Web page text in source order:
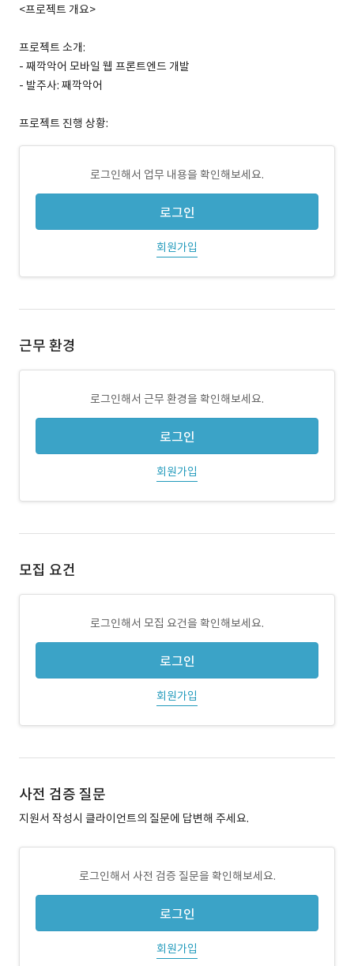
<프로젝트 개요>
프로젝트 소개:
- 째깍악어 모바일 웹 프론트엔드 개발
- 발주사: 째깍악어
프로젝트 진행 상황:
로그인해서 업무 내용을 확인해보세요.
로그인
회원가입
근무 환경
로그인해서 근무 환경을 확인해보세요.
로그인
회원가입
모집 요건
로그인해서 모집 요건을 확인해보세요.
로그인
회원가입
사전 검증 질문
지원서 작성시 클라이언트의 질문에 답변해 주세요.
로그인해서 사전 검증 질문을 확인해보세요.
로그인
회원가입